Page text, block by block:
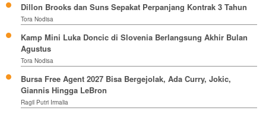
Dillon Brooks dan Suns Sepakat Perpanjang Kontrak 3 Tahun
Tora Nodisa
Kamp Mini Luka Doncic di Slovenia Berlangsung Akhir Bulan
Agustus
Tora Nodisa
Bursa Free Agent 2027 Bisa Bergejolak, Ada Curry, Jokic,
Giannis Hingga LeBron
Ragil Putri Irmalia